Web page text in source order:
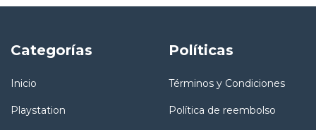
Categorías
Inicio
Playstation
Políticas
Términos y Condiciones
Política de reembolso